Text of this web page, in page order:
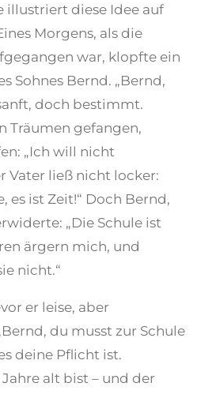
illustriert diese Idee auf
Morgens, als die
war, klopfte ein
Sohnes Bernd. „Bernd,
doch bestimmt.
Träumen gefangen,
„Ich will nicht
Vater ließ nicht locker:
es ist Zeit!“ Doch Bernd,
„Die Schule ist
ärgern mich, und
nicht.“
er leise, aber
du musst zur Schule
deine Pflicht ist.
alt bist – und der